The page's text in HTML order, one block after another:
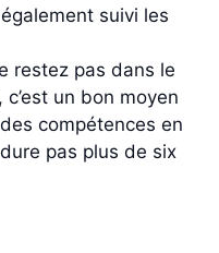
suivi les
restez pas dans le
un bon moyen
compétences en
pas plus de six